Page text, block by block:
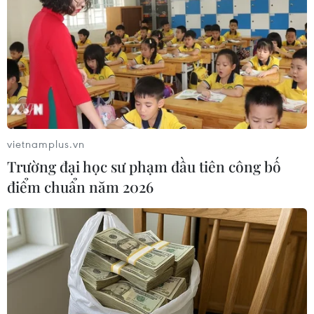
Tổ chức môi trường Sierra Club cho biết kể từ khi Tổng
thống Donald Trump lên nắm quyền điều hành nước Mỹ
hồi tháng 1/2017, đã có 50 nhà máy nhiệt điện than tại
nước này đóng cửa.
vietnamplus.vn
Trường đại học sư phạm đầu tiên công bố
điểm chuẩn năm 2026